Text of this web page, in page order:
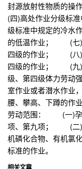
封源放射性物质的
(四)高处作业分级标
级标准中规定的冷
的低温作业； (七)
四级的作业； (八)
四级的作业； (九)
级、第四级体力劳
室作业或者潜水作业
腰、攀高、下蹲的
劳动范围： (一)孕
项、第九项； (二)
机磷化合物、有机氯
标准的作业。
相关文章